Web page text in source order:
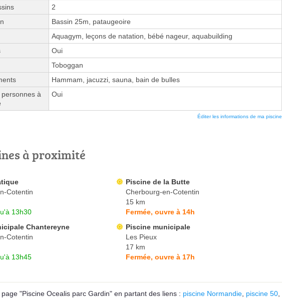
2
Bassin 25m, pataugeoire
Aquagym, leçons de natation, bébé nageur, aquabuilding
Oui
Toboggan
Hammam, jacuzzi, sauna, bain de bulles
à
Oui
Éditer les informations de ma piscine
à proximité
Cotentin
13h30
Piscine de la Butte
Cherbourg-en-Cotentin
15 km
Fermée, ouvre à 14h
Chantereyne
Cotentin
13h45
Piscine municipale
Les Pieux
17 km
Fermée, ouvre à 17h
"Piscine Ocealis parc Gardin" en partant des liens : piscine Normandie piscine 50